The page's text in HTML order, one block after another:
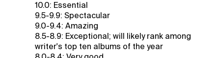
10.0: Essential
9.5-9.9: Spectacular
9.0-9.4: Amazing
8.5-8.9: Exceptional; will likely rank among
writer's top ten albums of the year